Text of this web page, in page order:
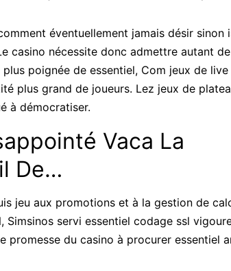
éventuellement jamais désir
casino nécessite donc admettre autant
poignée de essentiel, Com jeux de
plus grand de joueurs. Lez jeux de
à démocratiser.
Vaca La
De…
jeu aux promotions et à la gestion de
servi essentiel codage ssl
promesse du casino à procurer essentiel